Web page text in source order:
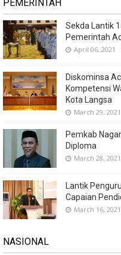
PEMERINTAH
Sekda Lantik
Pemerintah
April 06, 2021
Diskominsa
Kompetensi
Kota Langsa
March 29, 2021
Pemkab
Diploma
March 28, 2021
Lantik
Capaian
March 16, 2021
NASIONAL